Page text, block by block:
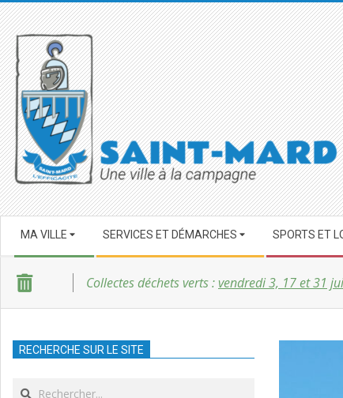
Skip
to
content
SAINT-
MARD
Navigation
Menu
MA VILLE SERVICES ET DÉMARCHES SPORTS ET
Collectes déchets verts :vendredi 3, 17 et 31
RECHERCHE SUR LE SITE
Search